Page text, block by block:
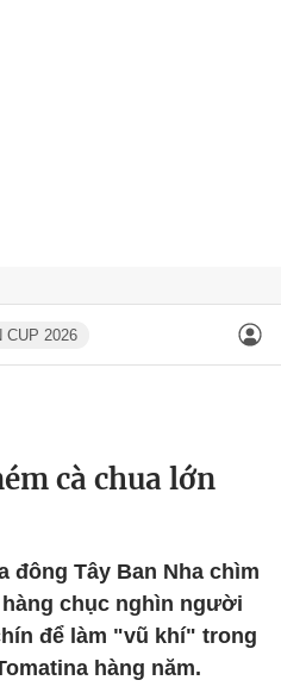
CUP 2026
cà chua lớn
đông Tây Ban Nha chìm
chục nghìn người
để làm "vũ khí" trong
hàng năm.